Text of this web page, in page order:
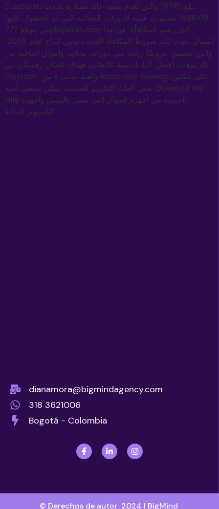
Starburst، والتي تُقدم نسبة عائد ممتازة للاعب (RTP) تبلغ
96.09%. سيتم رد قيمة الدورات المجانية التي تم الحصول عليها
من موقع 777playslots.com إلى رصيد المكافأة. في هذا
المقال، نقدم لكم شروط المكافأة الجديدة بدون إيداع لعام 2025،
والتي تتضمن عروضًا رائعة مثل دورات مجانية وأموال إضافية من
كازينوهات أفضل. أما بالنسبة للألعاب، فهناك لعبتان رقميتان من
Playtech، ولعبة مباشرة من Rarestone Gaming. على عكس
بعض ألعاب الكازينو القديمة، يمكن تشغيل لعبة Queen of the
Nile الجديدة من أجهزة الجوال التي تعمل باللمس وأجهزة
الكمبيوتر الذكية.
dianamora@bigmindagency.com
318 3621006
Bogotá - Colombia
© Derechos de autor 2024 l BigMind